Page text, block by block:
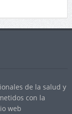
de la salud y
con la
web